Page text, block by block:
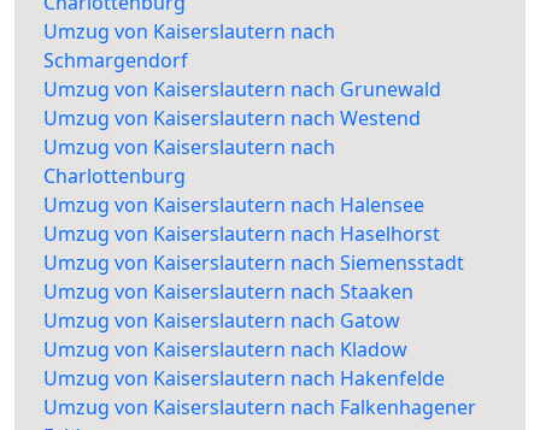
Umzug von Kaiserslautern nach
Schmargendorf
Umzug von Kaiserslautern nach Grunewald
Umzug von Kaiserslautern nach Westend
Umzug von Kaiserslautern nach
Charlottenburg
Umzug von Kaiserslautern nach Halensee
Umzug von Kaiserslautern nach Haselhorst
Umzug von Kaiserslautern nach Siemensstadt
Umzug von Kaiserslautern nach Staaken
Umzug von Kaiserslautern nach Gatow
Umzug von Kaiserslautern nach Kladow
Umzug von Kaiserslautern nach Hakenfelde
Umzug von Kaiserslautern nach Falkenhagener